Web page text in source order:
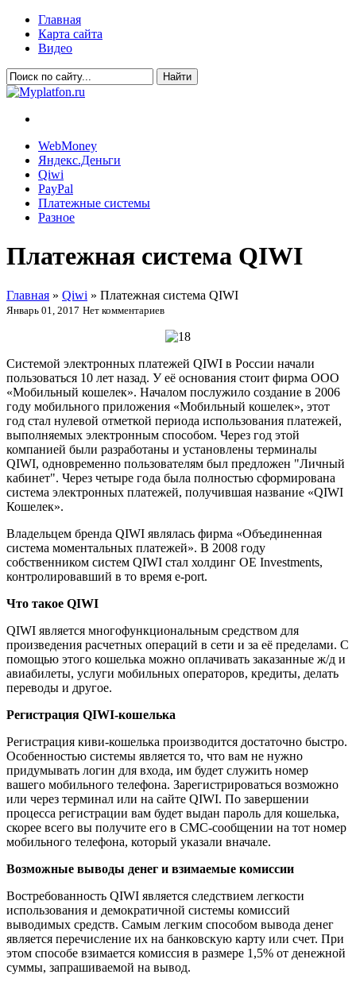
Главная
Карта сайта
Видео
WebMoney
Яндекс.Деньги
Qiwi
PayPal
Платежные системы
Разное
Платежная система QIWI
Главная » Qiwi » Платежная система QIWI
Январь 01, 2017 Нет комментариев
Системой электронных платежей QIWI в России начали
пользоваться 10 лет назад. У её основания стоит фирма ООО
«Мобильный кошелек». Началом послужило создание в 2006
году мобильного приложения «Мобильный кошелек», этот
год стал нулевой отметкой периода использования платежей,
выполняемых электронным способом. Через год этой
компанией были разработаны и установлены терминалы
QIWI, одновременно пользователям был предложен "Личный
кабинет". Через четыре года была полностью сформирована
система электронных платежей, получившая название «QIWI
Кошелек».
Владельцем бренда QIWI являлась фирма «Объединенная
система моментальных платежей». В 2008 году
собственником систем QIWI стал холдинг OE Investments,
контролировавший в то время e-port.
Что такое QIWI
QIWI является многофункциональным средством для
произведения расчетных операций в сети и за её пределами. С
помощью этого кошелька можно оплачивать заказанные ж/д и
авиабилеты, услуги мобильных операторов, кредиты, делать
переводы и другое.
Регистрация QIWI-кошелька
Регистрация киви-кошелька производится достаточно быстро.
Особенностью системы является то, что вам не нужно
придумывать логин для входа, им будет служить номер
вашего мобильного телефона. Зарегистрироваться возможно
или через терминал или на сайте QIWI. По завершении
процесса регистрации вам будет выдан пароль для кошелька,
скорее всего вы получите его в СМС-сообщении на тот номер
мобильного телефона, который указали вначале.
Возможные выводы денег и взимаемые комиссии
Востребованность QIWI является следствием легкости
использования и демократичной системы комиссий
выводимых средств. Самым легким способом вывода денег
является перечисление их на банковскую карту или счет. При
этом способе взимается комиссия в размере 1,5% от денежной
суммы, запрашиваемой на вывод.